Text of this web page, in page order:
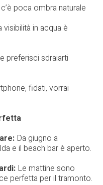
poca ombra naturale
in acqua è
preferisci sdraiarti
fidati, vorrai
Da giugno a
e il beach bar è aperto.
Le mattine sono
perfetta per il tramonto.